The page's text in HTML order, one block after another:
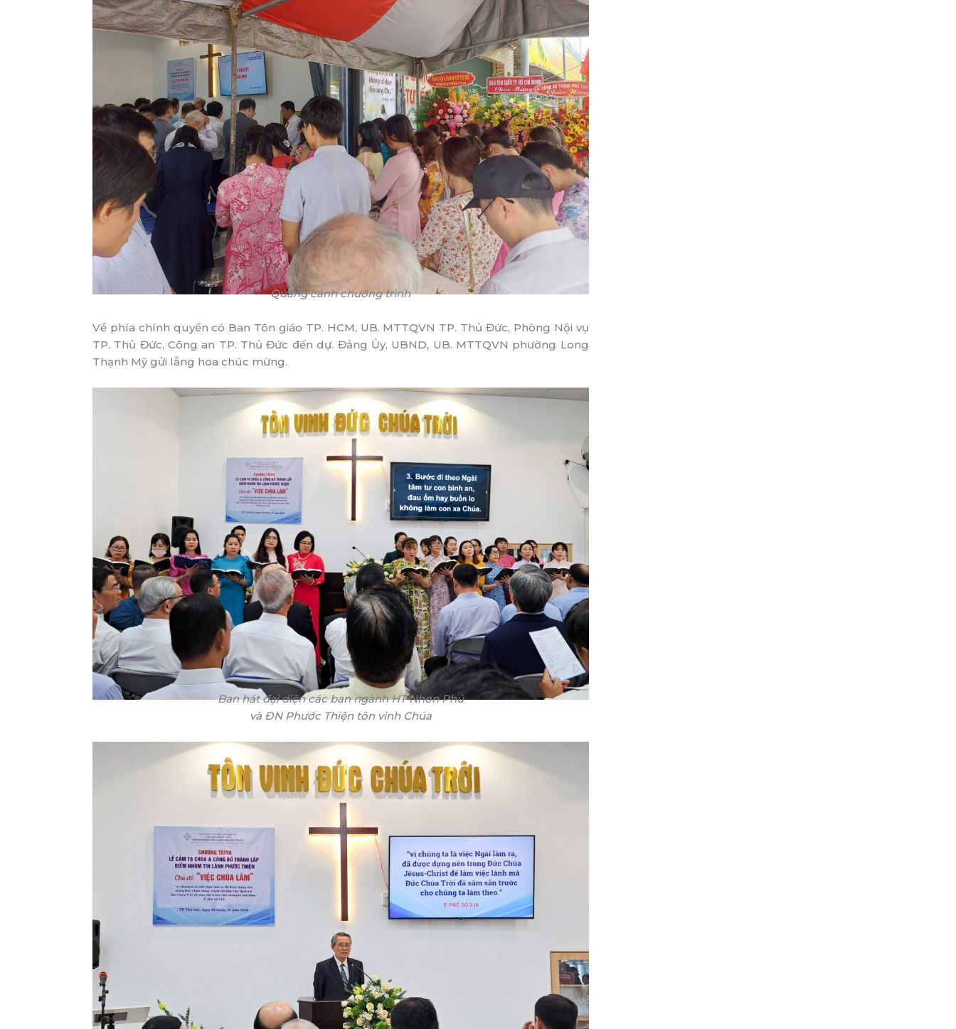
Quang cảnh chương trình
Về phía chính quyền có Ban Tôn giáo TP. HCM, UB. MTTQVN TP. Thủ Đức, Phòng Nội vụ
TP. Thủ Đức, Công an TP. Thủ Đức đến dự. Đảng Ủy, UBND, UB. MTTQVN phường Long
Thạnh Mỹ gửi lẵng hoa chúc mừng.
Ban hát đại diện các ban ngành HT Nhơn Phú
và ĐN Phước Thiện tôn vinh Chúa